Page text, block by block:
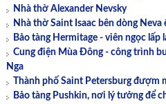
Nhà thờ Alexander Nevsky
Nhà thờ Saint Isaac bên dòng Neva
Bảo tàng Hermitage - viên ngọc lấp
Cung điện Mùa Đông - công trình
Nga
Thành phố Saint Petersburg đượm
Bảo tàng Pushkin, nơi lý tưởng để